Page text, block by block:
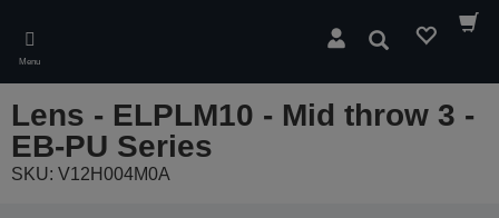
main
content
Menu
Pesquisar
Lens - ELPLM10 - Mid throw 3 -
EB-PU Series
SKU: V12H004M0A